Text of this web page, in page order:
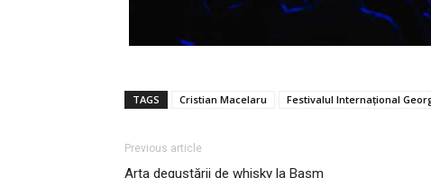
TAGS Cristian Macelaru Festivalul Internațional
Previous article
Arta degustării de whisky la Basm